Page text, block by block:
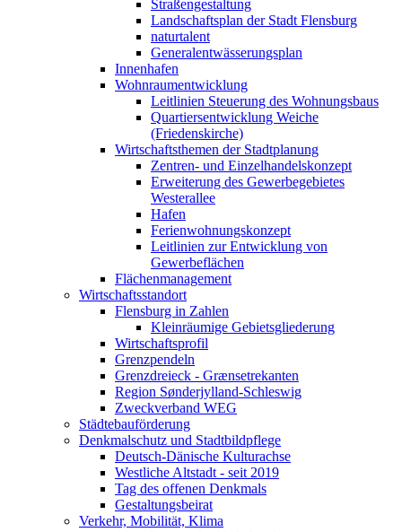
Straßengestaltung
Landschaftsplan der Stadt Flensburg
naturtalent
Generalentwässerungsplan
Innenhafen
Wohnraumentwicklung
Leitlinien Steuerung des Wohnungsbaus
Quartiersentwicklung Weiche
(Friedenskirche)
Wirtschaftsthemen der Stadtplanung
Zentren- und Einzelhandelskonzept
Erweiterung des Gewerbegebietes
Westerallee
Hafen
Ferienwohnungskonzept
Leitlinien zur Entwicklung von
Gewerbeflächen
Flächenmanagement
Wirtschaftsstandort
Flensburg in Zahlen
Kleinräumige Gebietsgliederung
Wirtschaftsprofil
Grenzpendeln
Grenzdreieck - Grænsetrekanten
Region Sønderjylland-Schleswig
Zweckverband WEG
Städtebauförderung
Denkmalschutz und Stadtbildpflege
Deutsch-Dänische Kulturachse
Westliche Altstadt - seit 2019
Tag des offenen Denkmals
Gestaltungsbeirat
Verkehr, Mobilität, Klima